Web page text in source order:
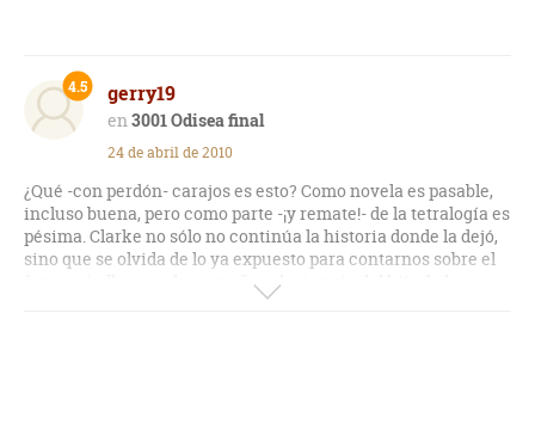
gerry19
3001 Odisea final
4.5
24 de abril de 2010
¿Qué -con perdón- carajos es esto? Como novela es pasable,
incluso buena, pero como parte -¡y remate!- de la tetralogía es
pésima. Clarke no sólo no continúa la historia donde la dejó,
sino que se olvida de lo ya expuesto para contarnos sobre el
futuro sin llegar a desentrañar el misterio del hijo de las
estrellas. Si no has leído las anteriores puedes dejarla pasar,